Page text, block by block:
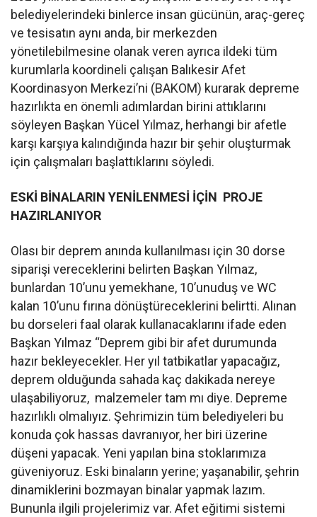
belediyelerindeki binlerce insan gücünün, araç-gereç
ve tesisatın aynı anda, bir merkezden
yönetilebilmesine olanak veren ayrıca ildeki tüm
kurumlarla koordineli çalışan Balıkesir Afet
Koordinasyon Merkezi’ni (BAKOM) kurarak depreme
hazırlıkta en önemli adımlardan birini attıklarını
söyleyen Başkan Yücel Yılmaz, herhangi bir afetle
karşı karşıya kalındığında hazır bir şehir oluşturmak
için çalışmaları başlattıklarını söyledi.
ESKİ BİNALARIN YENİLENMESİ İÇİN PROJE
HAZIRLANIYOR
Olası bir deprem anında kullanılması için 30 dorse
siparişi vereceklerini belirten Başkan Yılmaz,
bunlardan 10’unu yemekhane, 10’unuduş ve WC
kalan 10’unu fırına dönüştüreceklerini belirtti. Alınan
bu dorseleri faal olarak kullanacaklarını ifade eden
Başkan Yılmaz “Deprem gibi bir afet durumunda
hazır bekleyecekler. Her yıl tatbikatlar yapacağız,
deprem olduğunda sahada kaç dakikada nereye
ulaşabiliyoruz, malzemeler tam mı diye. Depreme
hazırlıklı olmalıyız. Şehrimizin tüm belediyeleri bu
konuda çok hassas davranıyor, her biri üzerine
düşeni yapacak. Yeni yapılan bina stoklarımıza
güveniyoruz. Eski binaların yerine; yaşanabilir, şehrin
dinamiklerini bozmayan binalar yapmak lazım.
Bununla ilgili projelerimiz var. Afet eğitimi sistemi